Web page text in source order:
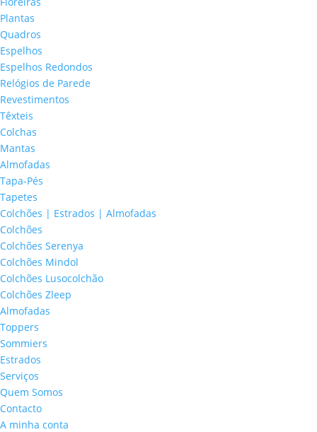
Plantas
Quadros
Espelhos
Espelhos Redondos
Relógios de Parede
Revestimentos
Têxteis
Colchas
Mantas
Almofadas
Tapa-Pés
Tapetes
Colchões | Estrados | Almofadas
Colchões
Colchões Serenya
Colchões Mindol
Colchões Lusocolchão
Colchões Zleep
Almofadas
Toppers
Sommiers
Estrados
Serviços
Quem Somos
Contacto
A minha conta